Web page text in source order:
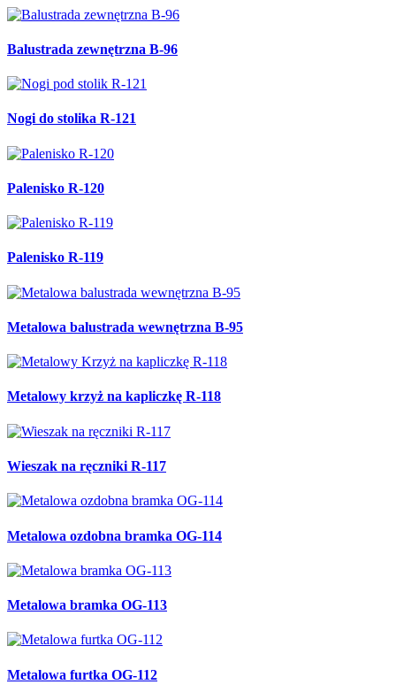
Balustrada zewnętrzna B-96
Nogi do stolika R-121
Palenisko R-120
Palenisko R-119
Metalowa balustrada wewnętrzna B-95
Metalowy krzyż na kapliczkę R-118
Wieszak na ręczniki R-117
Metalowa ozdobna bramka OG-114
Metalowa bramka OG-113
Metalowa furtka OG-112